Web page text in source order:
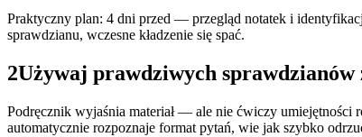
Praktyczny plan: 4 dni przed — przegląd notatek i
sprawdzianu, wczesne kładzenie się spać.
2Używaj prawdziwych sprawdzianów
Podręcznik wyjaśnia materiał — ale nie ćwiczy umiejętności
automatycznie rozpoznaje format pytań, wie jak szybko